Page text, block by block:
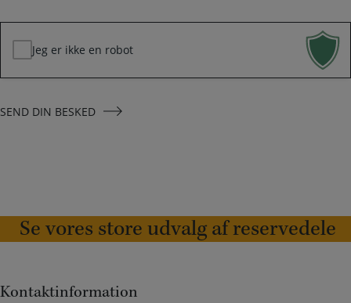
*
Jeg er ikke en robot
SEND DIN BESKED
Se vores store udvalg af reservedele
Kontaktinformation